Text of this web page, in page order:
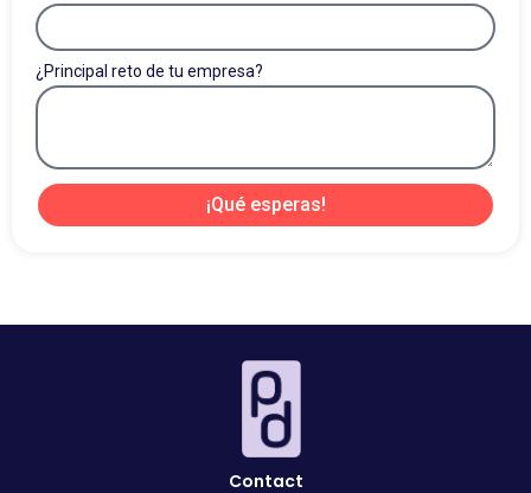
¿Principal reto de tu empresa?
¡Qué esperas!
Contact